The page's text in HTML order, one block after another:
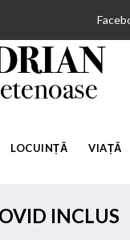
LOCUINȚĂ VIAȚĂ
INCLUS